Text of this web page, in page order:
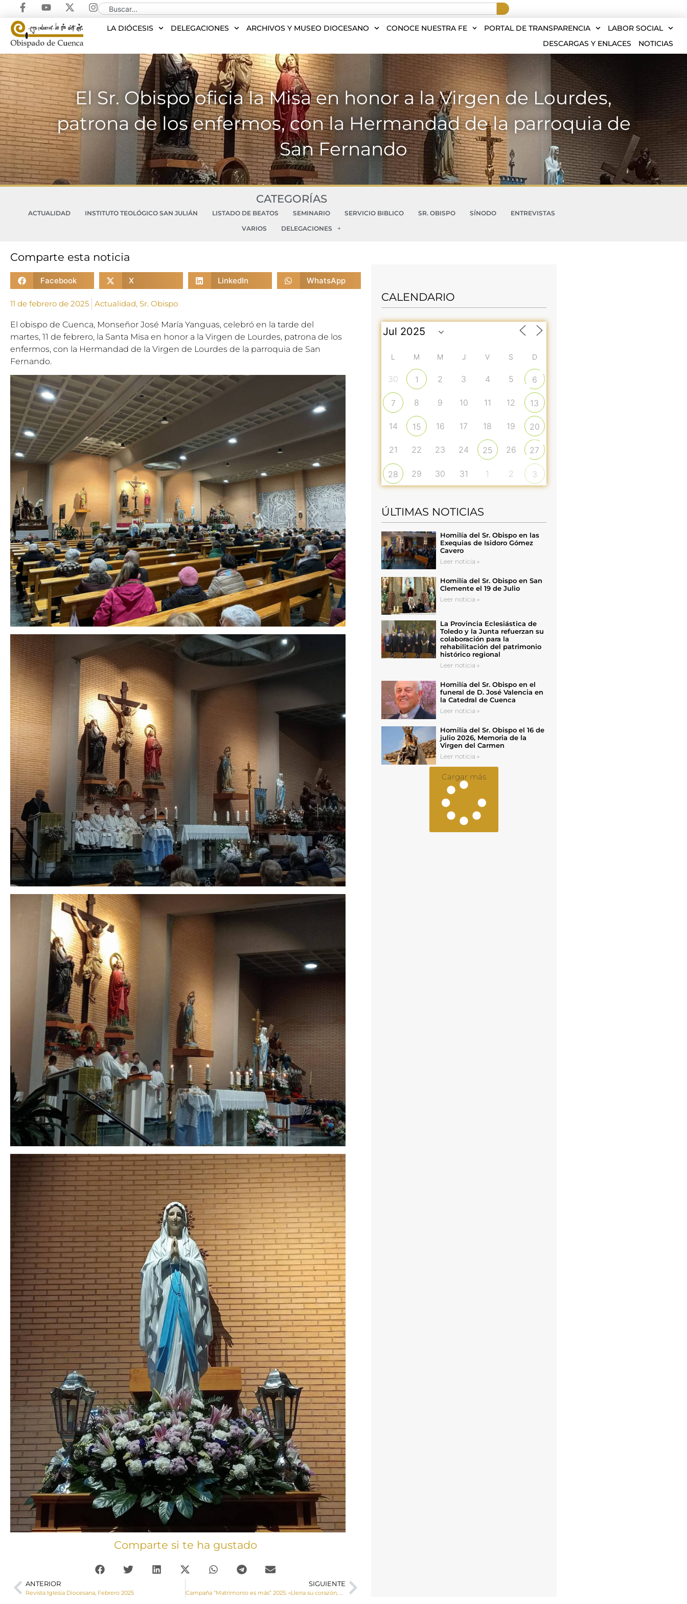
LA DIÓCESIS DELEGACIONES ARCHIVOS Y MUSEO DIOCESANO CONOCE NUESTRA FE PORTAL DE TRANSPARENCIA
LABOR SOCIAL
DESCARGAS Y ENLACES
NOTICIAS
El Sr. Obispo oficia la Misa en honor a la Virgen de Lourdes,
patrona de los enfermos, con la Hermandad de la parroquia de
San Fernando
CATEGORÍAS
ACTUALIDAD INSTITUTO TEOLÓGICO SAN JULIÁN LISTADO DE BEATOS SEMINARIO SERVICIO BIBLICO SR. OBISPO SÍNODO
ENTREVISTAS
VARIOS
DELEGACIONES
Comparte esta noticia
Facebook X LinkedIn WhatsApp
11 de febrero de 2025 Actualidad, Sr. Obispo
El obispo de Cuenca, Monseñor José María Yanguas, celebró en la tarde del
martes, 11 de febrero, la Santa Misa en honor a la Virgen de Lourdes, patrona de los
enfermos, con la Hermandad de la Virgen de Lourdes de la parroquia de San
Fernando.
Comparte si te ha gustado
ANTERIOR
Revista Iglesia Diocesana, Febrero 2025
SIGUIENTE
CALENDARIO
L M M J V S D
30 1 2 3 4 5 6
7 8 9 10 11 12 13
14 15 16 17 18 19 20
21 22 23 24 25 26 27
28 29 30 31 1 2 3
ÚLTIMAS NOTICIAS
Homilía del Sr. Obispo en las
Exequias de Isidoro Gómez
Cavero
Leer noticia »
Homilía del Sr. Obispo en San
Clemente el 19 de Julio
Leer noticia »
La Provincia Eclesiástica de
Toledo y la Junta refuerzan su
colaboración para la
rehabilitación del patrimonio
histórico regional
Leer noticia »
Homilía del Sr. Obispo en el
funeral de D. José Valencia en
la Catedral de Cuenca
Leer noticia »
Homilía del Sr. Obispo el 16 de
julio 2026, Memoria de la
Virgen del Carmen
Leer noticia »
Cargar más